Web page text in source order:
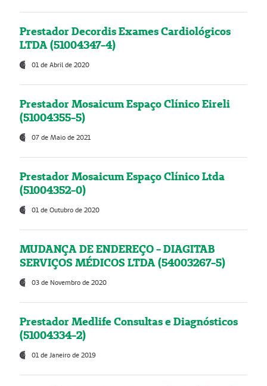
Prestador Decordis Exames Cardiológicos
LTDA (51004347-4)
01 de Abril de 2020
Prestador Mosaicum Espaço Clínico Eireli
(51004355-5)
07 de Maio de 2021
Prestador Mosaicum Espaço Clínico Ltda
(51004352-0)
01 de Outubro de 2020
MUDANÇA DE ENDEREÇO - DIAGITAB
SERVIÇOS MÉDICOS LTDA (54003267-5)
03 de Novembro de 2020
Prestador Medlife Consultas e Diagnósticos
(51004334-2)
01 de Janeiro de 2019